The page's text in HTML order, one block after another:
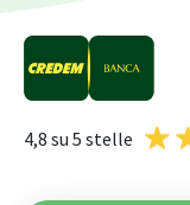
4,8 su 5 stelle